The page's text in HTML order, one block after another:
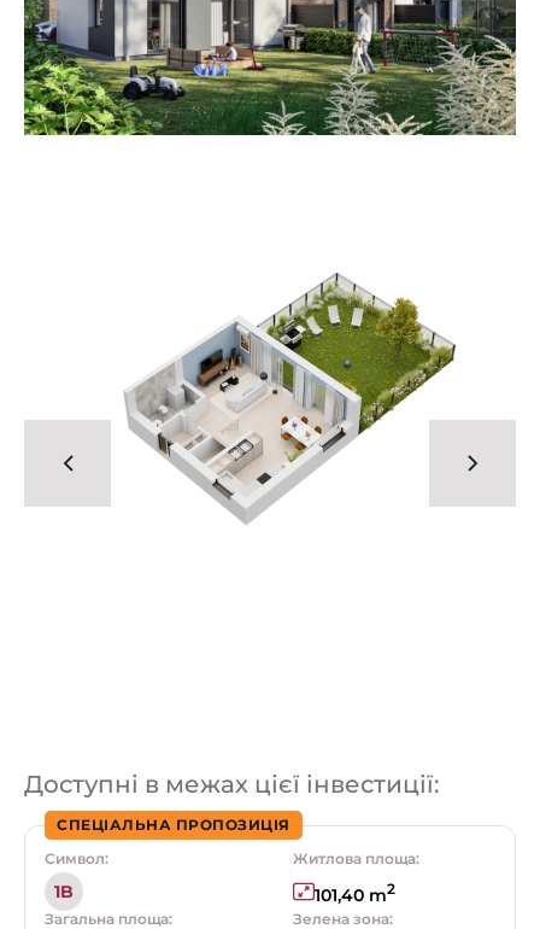
Доступні в межах цієї інвестиції:
СПЕЦІАЛЬНА ПРОПОЗИЦІЯ
Символ:
1B
Житлова площа:
101,40 m2
Загальна площа: Зелена зона: